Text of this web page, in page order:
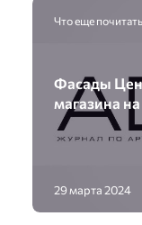
Что еще почитать
Фасады
магазина
29 марта 2024